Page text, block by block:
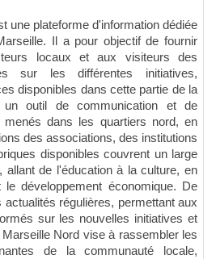
une plateforme d'information dédiée
Il a pour objectif de fournir
locaux et aux visiteurs des
sur les différentes initiatives,
disponibles dans cette partie de la
outil de communication et de
menés dans les quartiers nord, en
des associations, des institutions
disponibles couvrent un large
allant de l'éducation à la culture, en
développement économique. De
régulières, permettant aux
sur les nouvelles initiatives et
Nord vise à rassembler les
de la communauté locale,